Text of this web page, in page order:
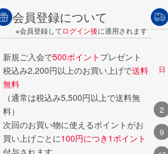
会員登録について
※会員登録してログイン後に適用されます
新規ご入会で500ポイント プレゼント
税込み2,200円以上のお買い上げで送料
無料
（通常は税込み5,500円以上で送料無
料）
次回のお買い物に使えるポイントがお
買い上げごとに100円につき1ポイント
付与されます。
日
2
9